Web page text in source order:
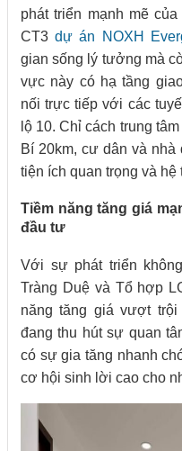
phát triển mạnh mẽ
CT3dự án NOXH
gian sống lý tưởng mà
vực này có hạ tầng
nối trực tiếp với các
lộ 10. Chỉ cách trung
Bí 20km, cư dân và
tiện ích quan trọng và
Tiềm năng tăng giá
đầu tư
Với sự phát triển
Tràng Duệ và Tổ hợp
năng tăng giá vượt
đang thu hút sự quan
có sự gia tăng nhanh
cơ hội sinh lời cao cho